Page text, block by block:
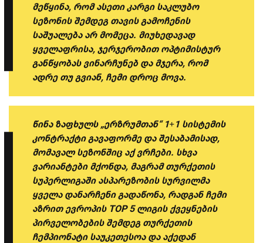
მეწყინა, რომ ასეთი კარგი საკლუბო
სეზონის შემდეგ თავის გამოჩენის
საშუალება არ მომეცა. მიუხედავად
ყველაფრისა, ჯერჯერობით ოპტიმისტურ
განწყობას ვინარჩუნებ და მჯერა, რომ
ადრე თუ გვიან, ჩემი დროც მოვა.
წინა ზაფხულს „ერზრუმთან“ 1+1 სისტემის
კონტრაქტი გავაფორმე და შესაბამისად,
მომავალ სეზონშიც აქ ვრჩები. სხვა
ვარიანტები მქონდა, მაგრამ თურქეთის
სუპერლიგაში ასპარეზობის სურვილმა
ყველა დანარჩენი გადაწონა, რადგან ჩემი
აზრით ევროპის TOP 5 ლიგის ქვეყნების
პირველობების შემდეგ თურქეთის
ჩემპიონატი საუკეთესოა და აქედან